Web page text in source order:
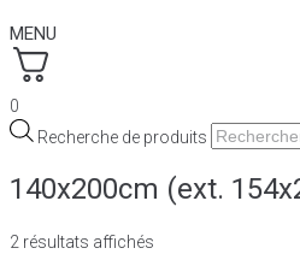
MENU
0
Recherche de produits
140x200cm (ext.
2 résultats affichés